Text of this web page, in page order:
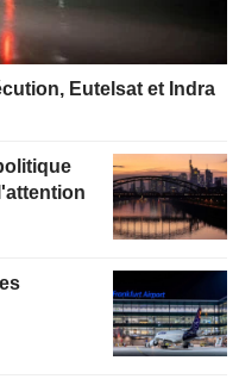
Eutelsat et Indra